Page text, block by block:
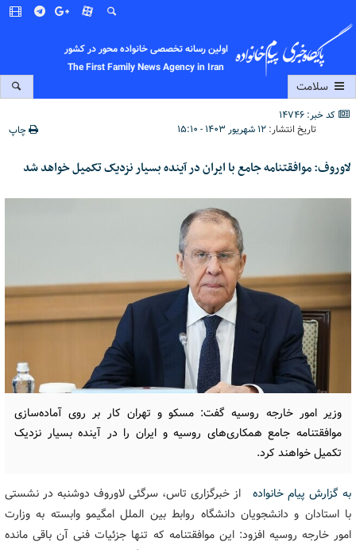
اولین رسانه تخصصی خانواده محور در کشور
The First Family News Agency in Iran
سلامت
کد خبر: 14746
تاریخ انتشار: ۱۲ شهریور ۱۴۰۳ - ۱۵:۱۰ چاپ
لاوروف: موافقتنامه جامع با ایران در آینده بسیار نزدیک تکمیل خواهد شد
وزیر امور خارجه روسیه گفت: مسکو و تهران کار بر روی آماده‌سازی
موافقتنامه جامع همکاری‌های روسیه و ایران را در آینده بسیار نزدیک
تکمیل خواهند کرد.
به گزارش پیام خانواده از خبرگزاری تاس، سرگئی لاوروف دوشنبه در نشستی
با استادان و دانشجویان دانشگاه روابط بین الملل امگیمو وابسته به وزارت
امور خارجه روسیه افزود:‌ این موافقتنامه که تنها جزئیات فنی آن باقی مانده